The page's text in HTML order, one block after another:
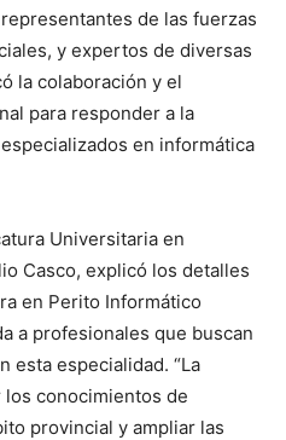
de las fuerzas
y expertos de diversas
la colaboración y el
para responder a la
en informática
Universitaria en
Casco, explicó los detalles
en Perito Informático
a profesionales que buscan
esta especialidad. “La
conocimientos de
provincial y ampliar las